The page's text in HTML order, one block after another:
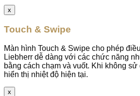
x
Touch & Swipe
Màn hình Touch & Swipe cho phép
Liebherr dễ dàng với các chức năng
bằng cách chạm và vuốt. Khi không
hiển thị nhiệt độ hiện tại.
x